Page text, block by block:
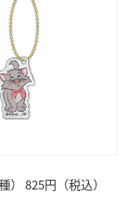
） 825円（税込）